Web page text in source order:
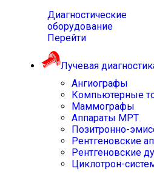
Диагностические
оборудование
Перейти
Лучевая
Ангиографы
Компьютерные
Маммографы
Аппараты МРТ
Позитронно-
Рентгеновские
Рентгеновские
Циклотрон-